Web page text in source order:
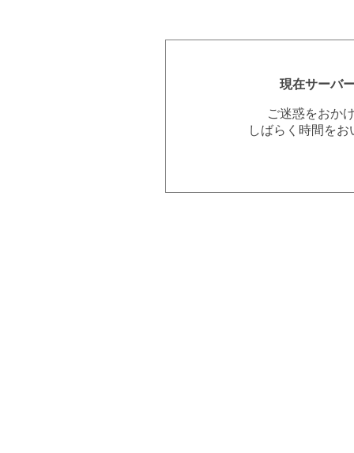
現在サーバ
ご迷惑をおか
しばらく時間を